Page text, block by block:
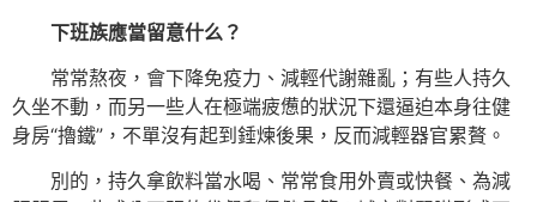
下班族應當留意什么？
常常熬夜，會下降免疫力、減輕代謝雜亂；有些人持久
久坐不動，而另一些人在極端疲憊的狀況下還逼迫本身往健
身房“擼鐵”，不單沒有起到錘煉後果，反而減輕器官累贅。
別的，持久拿飲料當水喝、常常食用外賣或快餐、為減